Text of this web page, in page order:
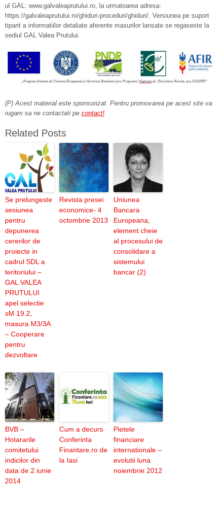
ul GAL: www.galvaleaprutului.ro, la urmatoarea adresa:
https://galvaleaprutului.ro/ghiduri-proceduri/ghiduri/. Versiunea pe suport
tiparit a informatiilor detaliate aferente masurilor lansate se regaseste la
sediul GAL Valea Prutului.
(P) Acest material este sponsorizat. Pentru promovarea pe acest site va
rugam sa ne contactati pe contact!
Related Posts
Se prelungeste
sesiunea
pentru
depunerea
cererilor de
proiecte in
cadrul SDL a
teritoriului –
GAL VALEA
PRUTULUI
apel selectie
sM 19.2,
masura M3/3A
– Cooperare
pentru
dezvoltare
Revista presei
economice- 4
octombrie 2013
Uniunea
Bancara
Europeana,
element cheie
al procesului de
consolidare a
sistemului
bancar (2)
BVB –
Hotararile
comitetului
indicilor din
data de 2 iunie
2014
Cum a decurs
Conferinta
Finantare.ro de
la Iasi
Pietele
financiare
internationale –
evolutii luna
noiembrie 2012